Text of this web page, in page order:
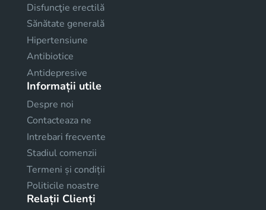
Disfuncţie erectilă
Sănătate generală
Hipertensiune
Antibiotice
Antidepresive
Informații utile
Despre noi
Contacteaza ne
Intrebari frecvente
Stadiul comenzii
Termeni și condiții
Politicile noastre
Relații Clienți